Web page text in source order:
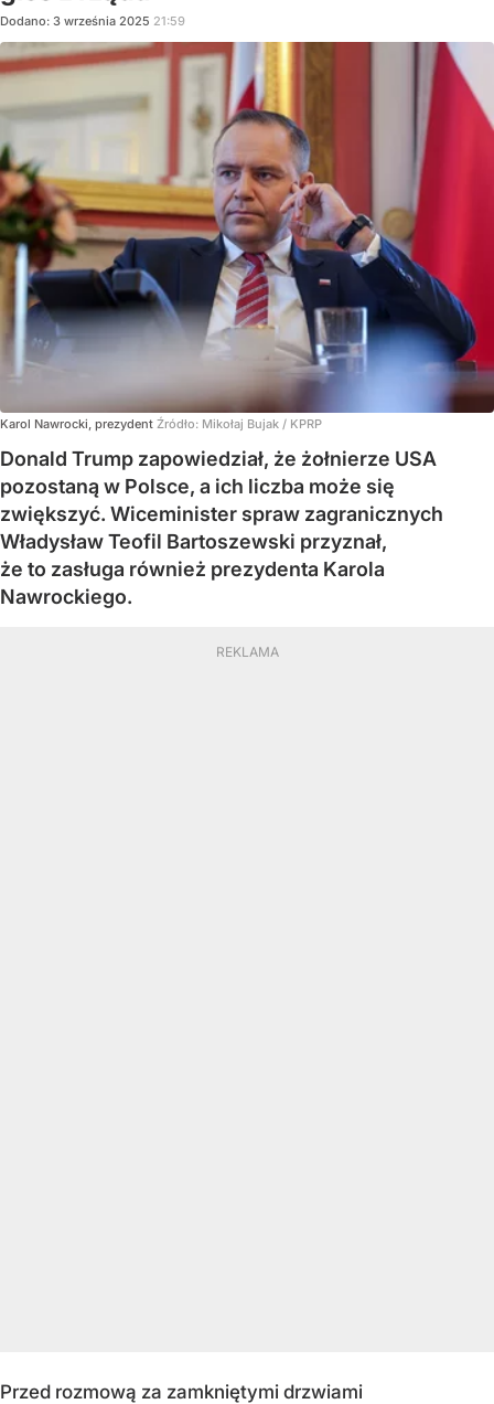
Dodano: 3 września 2025 21:59
Karol Nawrocki, prezydent Źródło: Mikołaj Bujak / KPRP
Donald Trump zapowiedział, że żołnierze USA
pozostaną w Polsce, a ich liczba może się
zwiększyć. Wiceminister spraw zagranicznych
Władysław Teofil Bartoszewski przyznał,
że to zasługa również prezydenta Karola
Nawrockiego.
Przed rozmową za zamkniętymi drzwiami